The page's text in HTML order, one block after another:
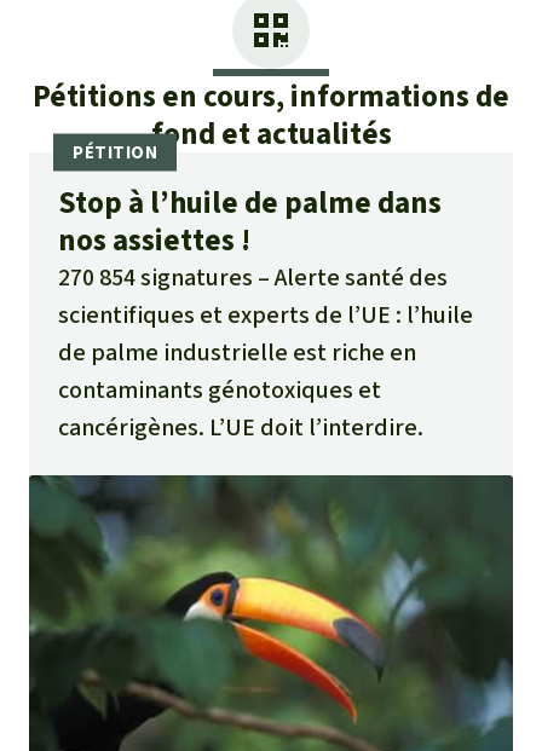
Pétitions en cours, informations de
fond et actualités
Stop à l’huile de palme dans
nos assiettes !
270 854 signatures
Alerte santé des
scientifiques et experts de l’UE : l’huile
de palme industrielle est riche en
contaminants génotoxiques et
cancérigènes. L’UE doit l’interdire.